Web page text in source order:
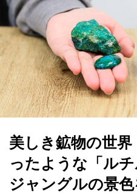
美しき鉱物の世界
ったような「ルチ
ジャングルの景